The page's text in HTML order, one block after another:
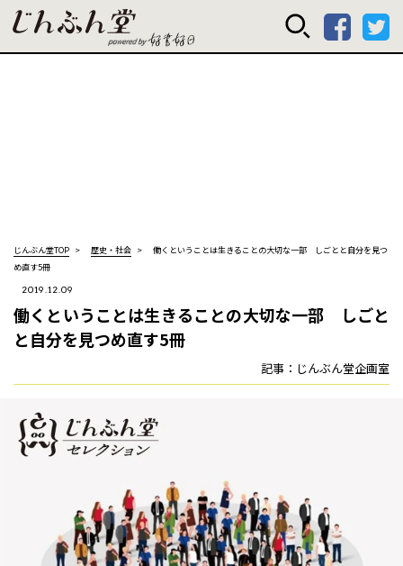
じんぶん堂
じんぶん堂TOP 歴史・社会
働くということは生きることの大切な一部 しごとと自分を見つ
め直す5冊
2019.12.09
働くということは生きることの大切な一部 しごと
と自分を見つめ直す5冊
記事：じんぶん堂企画室